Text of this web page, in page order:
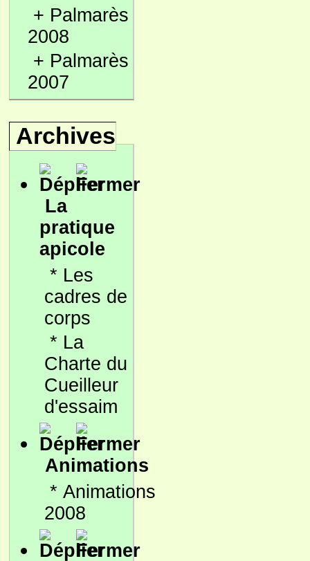
+ Palmarès
2008
+ Palmarès
2007
Archives
La
pratique
apicole
* Les
cadres de
corps
* La
Charte du
Cueilleur
d'essaim
Animations
* Animations
2008